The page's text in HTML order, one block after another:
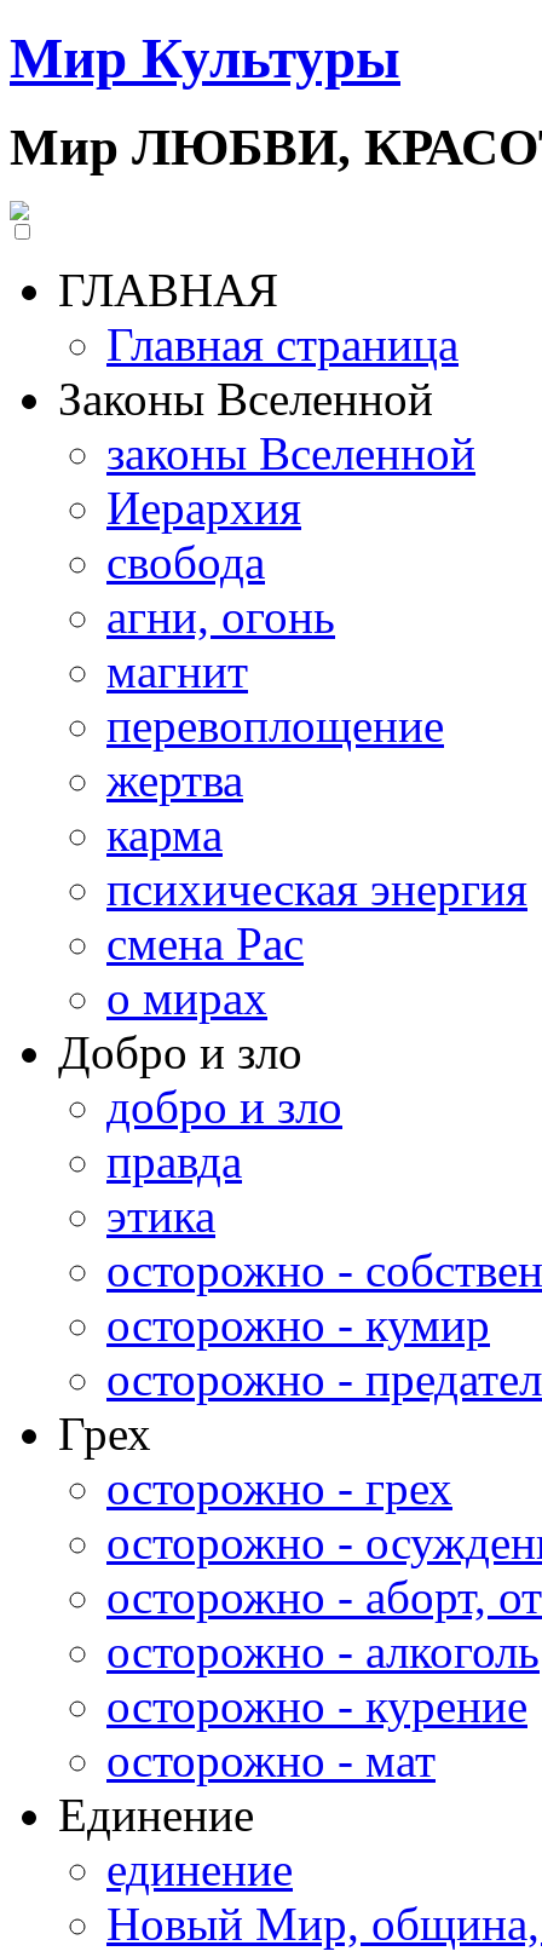
Мир Культуры
Мир ЛЮБВИ,
ГЛАВНАЯ
Главная страница
Законы Вселенной
законы Вселенной
Иерархия
свобода
агни, огонь
магнит
перевоплощение
жертва
карма
психическая энергия
смена Рас
о мирах
Добро и зло
добро и зло
правда
этика
осторожно -
осторожно - кумир
осторожно -
Грех
осторожно - грех
осторожно -
осторожно - аборт,
осторожно - алкоголь
осторожно - курение
осторожно - мат
Единение
единение
Новый Мир,